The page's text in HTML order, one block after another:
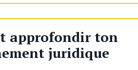
approfondir ton
juridique